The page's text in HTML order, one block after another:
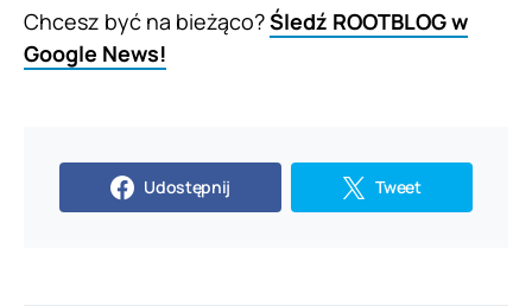
Chcesz być na bieżąco?Śledź ROOTBLOG w
Google News!
Udostępnij Tweet